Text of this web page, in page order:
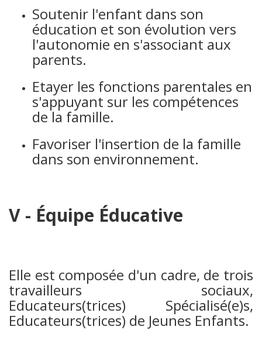
Soutenir l'enfant dans son
éducation et son évolution vers
l'autonomie en s'associant aux
parents.
Etayer les fonctions parentales en
s'appuyant sur les compétences
de la famille.
Favoriser l'insertion de la famille
dans son environnement.
V - Équipe Éducative
Elle est composée d'un cadre, de trois
travailleurs sociaux,
Educateurs(trices) Spécialisé(e)s,
Educateurs(trices) de Jeunes Enfants.